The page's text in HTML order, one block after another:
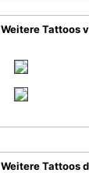
Weitere Tattoos
Weitere Tattoos